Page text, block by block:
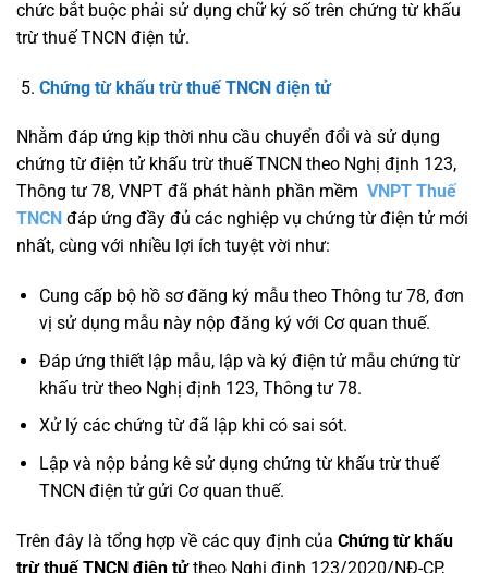
chức bắt buộc phải sử dụng chữ ký số trên chứng từ khấu
trừ thuế TNCN điện tử.
Chứng từ khấu trừ thuế TNCN điện tử
Nhằm đáp ứng kịp thời nhu cầu chuyển đổi và sử dụng
chứng từ điện tử khấu trừ thuế TNCN theo Nghị định 123,
Thông tư 78, VNPT đã phát hành phần mềm VNPT Thuế
TNCN đáp ứng đầy đủ các nghiệp vụ chứng từ điện tử mới
nhất, cùng với nhiều lợi ích tuyệt vời như:
Cung cấp bộ hồ sơ đăng ký mẫu theo Thông tư 78, đơn
vị sử dụng mẫu này nộp đăng ký với Cơ quan thuế.
Đáp ứng thiết lập mẫu, lập và ký điện tử mẫu chứng từ
khấu trừ theo Nghị định 123, Thông tư 78.
Xử lý các chứng từ đã lập khi có sai sót.
Lập và nộp bảng kê sử dụng chứng từ khấu trừ thuế
TNCN điện tử gửi Cơ quan thuế.
Trên đây là tổng hợp về các quy định của Chứng từ khấu
trừ thuế TNCN điện tửtheo Nghị định 123/2020/NĐ-CP,